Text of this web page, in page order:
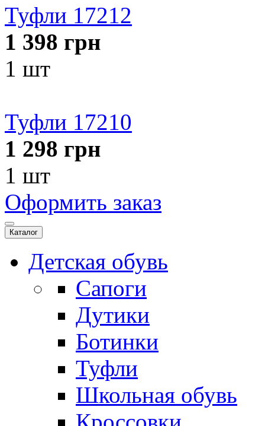
Туфли 17212
1 398 грн
1 шт
Туфли 17210
1 298 грн
1 шт
Оформить заказ
Каталог
Детская обувь
Сапоги
Дутики
Ботинки
Туфли
Школьная обувь